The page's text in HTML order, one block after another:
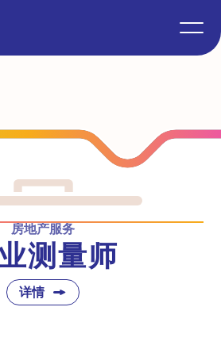
房地产服务
测量师
详情